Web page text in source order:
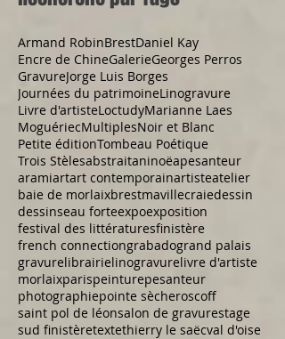
Armand RobinBrestDaniel Kay
Encre de ChineGalerieGeorges Perros
GravureJorge Luis Borges
Journées du patrimoineLinogravure
Livre d'artisteLoctudyMarianne Laes
MoguériecMultiplesNoir et Blanc
Petite éditionTombeau Poétique
Trois Stèlesabstraitaninoëapesanteur
aramiartart contemporainartisteatelier
baie de morlaixbrestmavillecraiedessin
dessinseau forteexpoexposition
festival des littératuresfinistère
french connectiongrabadogrand palais
gravurelibrairielinogravurelivre d'artiste
morlaixparispeinturepesanteur
photographiepointe sècheroscoff
saint pol de léonsalon de gravurestage
sud finistèretextethierry le saëcval d'oise